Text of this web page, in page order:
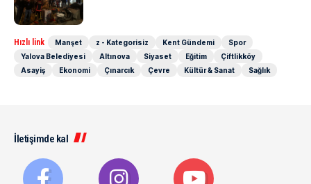
Hızlı link Manşet z - Kategorisiz Kent Gündemi
Spor
Yalova Belediyesi
Altınova Siyaset Eğitim
Çiftlikköy
Asayiş
Ekonomi Çınarcık Çevre Kültür & Sanat Sağlık
İletişimde kal